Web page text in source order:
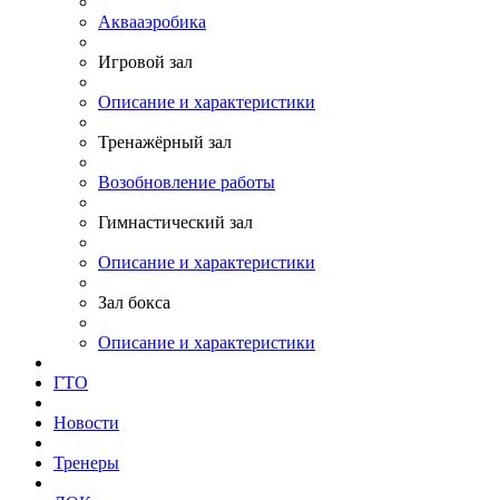
Аквааэробика
Игровой зал
Описание и характеристики
Тренажёрный зал
Возобновление работы
Гимнастический зал
Описание и характеристики
Зал бокса
Описание и характеристики
ГТО
Новости
Тренеры